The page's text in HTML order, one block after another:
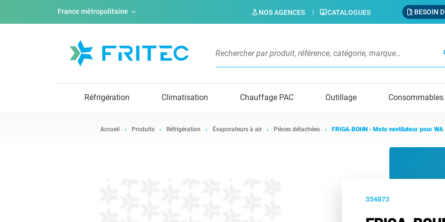
France métropolitaine NOS AGENCES CATALOGUES BESOIN
Réfrigération Climatisation Chauffage PAC Outillage Consommables
Accueil Produits Réfrigération Évaporateurs à air Pièces détachées FRIGA-BOHN - Moto ventilateur pour
354873